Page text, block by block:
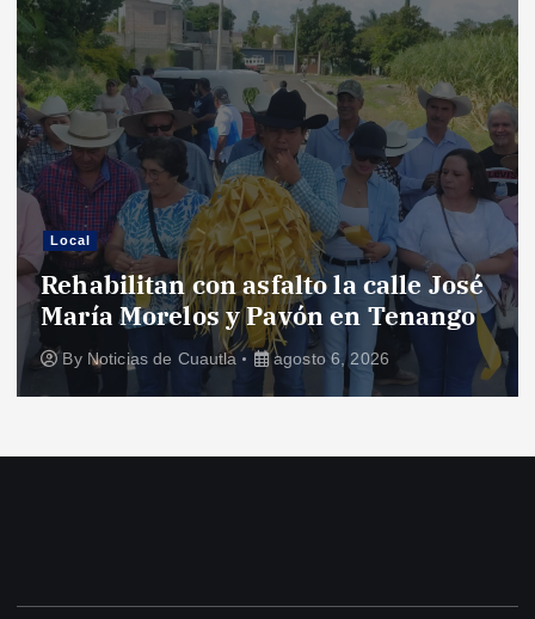
Local
Rehabilitan con asfalto la calle José
María Morelos y Pavón en Tenango
By Noticias de Cuautla agosto 6, 2026